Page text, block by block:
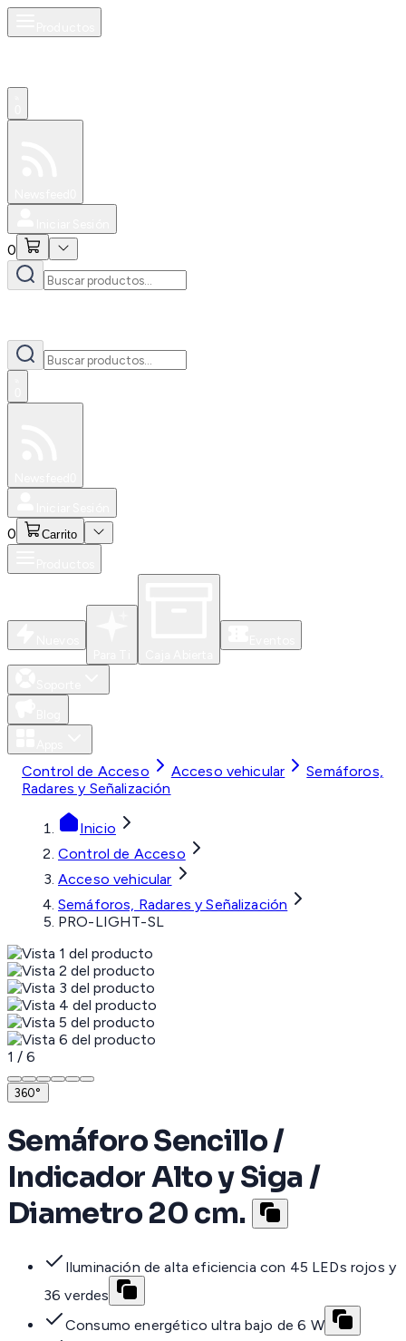
0
0 Carrito
Control de Acceso Acceso vehicular
Semáforos,
Radares y Señalización
Inicio
Control de Acceso
Acceso vehicular
Semáforos, Radares y Señalización
PRO-LIGHT-SL
1 / 6
360°
Semáforo Sencillo /
Indicador Alto y Siga /
Diametro 20 cm.
Iluminación de alta eficiencia con 45 LEDs rojos y
36 verdes
Consumo energético ultra bajo de 6 W